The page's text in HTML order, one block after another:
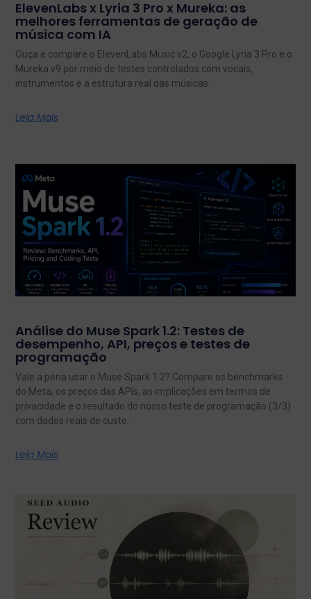
ElevenLabs x Lyria 3 Pro x Mureka: as
melhores ferramentas de geração de
música com IA
Ouça e compare o ElevenLabs Music v2, o Google Lyria 3 Pro e o
Mureka v9 por meio de testes controlados com vocais,
instrumentos e a estrutura real das músicas.
Leia Mais
Análise do Muse Spark 1.2: Testes de
desempenho, API, preços e testes de
programação
Vale a pena usar o Muse Spark 1.2? Compare os benchmarks
do Meta, os preços das APIs, as implicações em termos de
privacidade e o resultado do nosso teste de programação (3/3)
com dados reais de custo.
Leia Mais